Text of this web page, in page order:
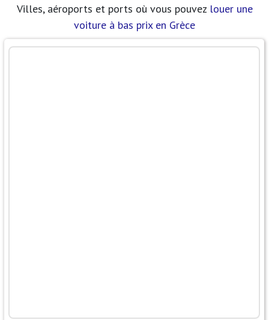
Villes, aéroports et ports où vous pouvez louer une
voiture à bas prix en Grèce